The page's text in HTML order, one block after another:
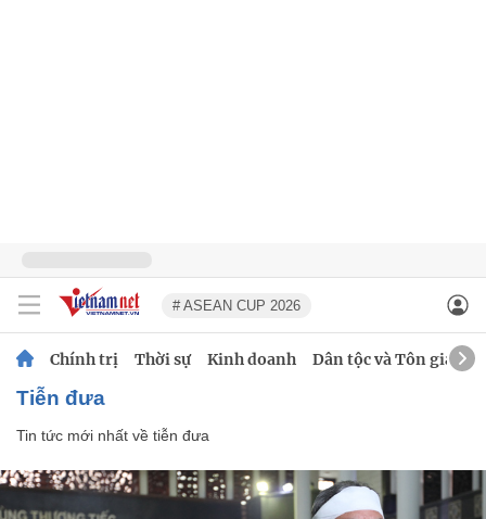
# ASEAN CUP 2026
Chính trị Thời sự Kinh doanh Dân tộc và Tôn giáo
tiễn đưa
Tin tức mới nhất về tiễn đưa